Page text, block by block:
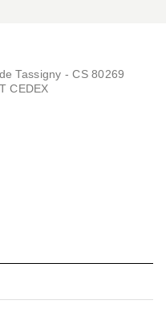
Tassigny - CS 80269
CEDEX